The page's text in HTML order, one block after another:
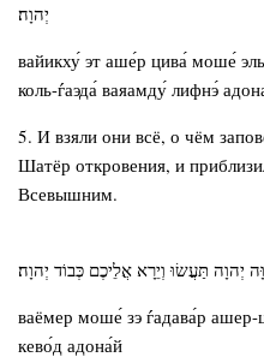
יְהוָה׃
вайикху́ эт аше́р цива́ моше́
коль-ѓаэда́ ваяамду́ лифнэ́
5. И взяли они всё, о чём
Шатёр откровения, и
Всевышним.
תַּעֲשׂוּ וְיֵרָא אֲלֵיכֶם כְּבוֹד יְהוָה׃
ваёмер моше́ зэ ѓадава́р ашер-
кево́д адона́й